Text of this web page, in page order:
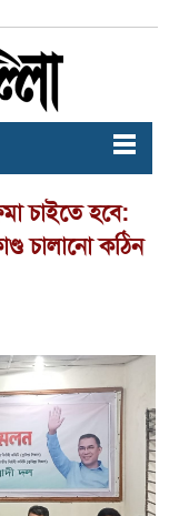
চাইতে হবে:
চালানো কঠিন